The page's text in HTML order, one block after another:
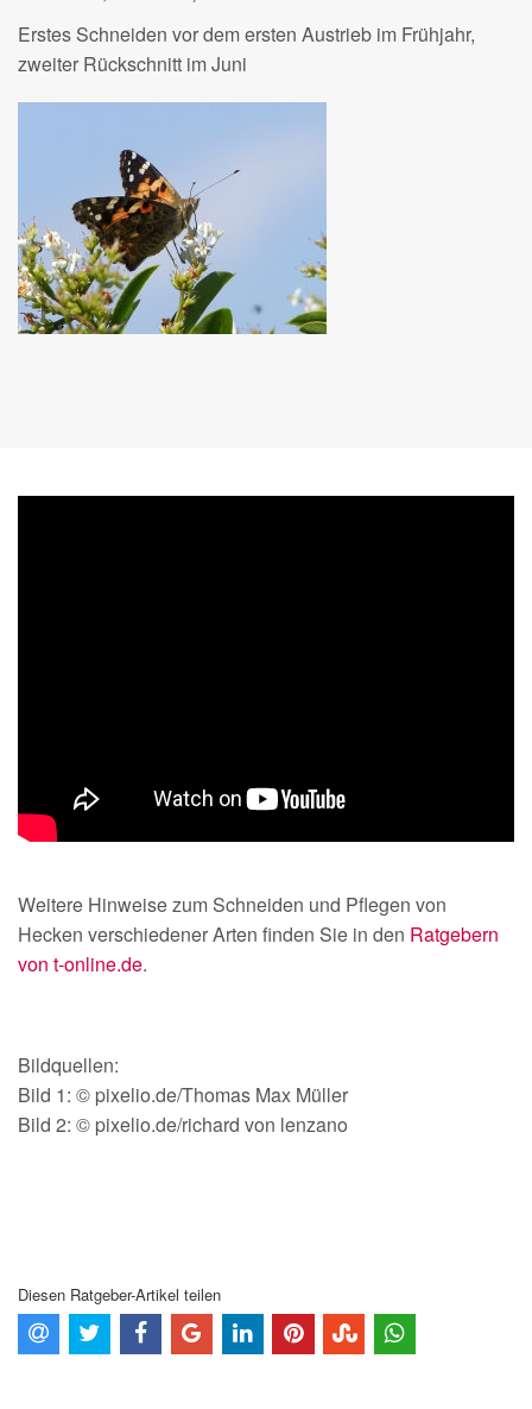
Erstes Schneiden vor dem ersten Austrieb im Frühjahr,
zweiter Rückschnitt im Juni
Weitere Hinweise zum Schneiden und Pflegen von
Hecken verschiedener Arten finden Sie in den Ratgebern
von t-online.de.
Bildquellen:
Bild 1: © pixelio.de/Thomas Max Müller
Bild 2: © pixelio.de/richard von lenzano
Diesen Ratgeber-Artikel teilen